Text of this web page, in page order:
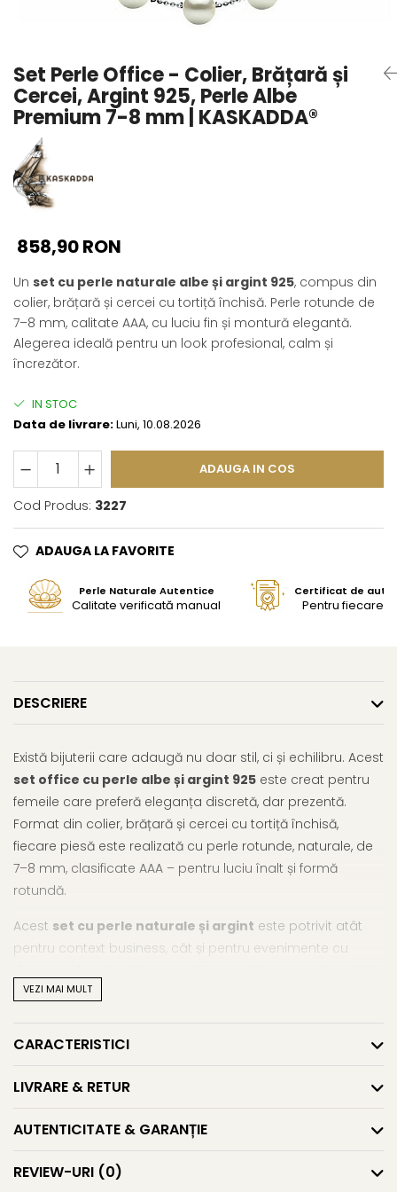
Seturi Perle cu Argint
Pandantive cu Perle
Brose cu Perle
Set Perle Office - Colier, Brățară și
Cercei, Argint 925, Perle Albe
Premium 7-8 mm | KASKADDA®
858,90 RON
Un set cu perle naturale albe și argint 925, compus din
colier, brățară și cercei cu tortiță închisă. Perle rotunde de
7–8 mm, calitate AAA, cu luciu fin și montură elegantă.
Alegerea ideală pentru un look profesional, calm și
încrezător.
IN STOC
Data de livrare:Luni, 10.08.2026
ADAUGA IN COS
Cod Produs: 3227
ADAUGA LA FAVORITE
Perle Naturale Autentice
Calitate verificată manual
Certificat de
Pentru fiecare
DESCRIERE
Există bijuterii care adaugă nu doar stil, ci și echilibru. Acest
set office cu perle albe și argint 925 este creat pentru
femeile care preferă eleganța discretă, dar prezentă.
Format din colier, brățară și cercei cu tortiță închisă,
fiecare piesă este realizată cu perle rotunde, naturale, de
7–8 mm, clasificate AAA – pentru luciu înalt și formă
rotundă.
Acest set cu perle naturale și argint este potrivit atât
pentru context business, cât și pentru evenimente cu
opulență, ci în detalii impecabile. Un cadou potrivit pentru
Caracteristici tehnice
Material:perle naturale, calitatea AAA, și argint 925
Forma perlelor:rotundă
VEZI MAI MULT
CARACTERISTICI
LIVRARE & RETUR
AUTENTICITATE & GARANȚIE
REVIEW-URI (0)